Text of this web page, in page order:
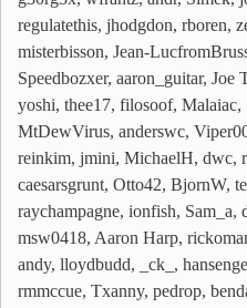
regulatethis, jhodgdon, rboren,
misterbisson, Jean-
Speedbozxer, aaron_guitar, Joe
yoshi, thee17, filosoof, Malaiac,
MtDewVirus, anderswc,
reinkim, jmini, MichaelH, dwc,
caesarsgrunt, Otto42, BjornW,
raychampagne, ionfish, Sam_a,
msw0418, Aaron Harp,
andy, lloydbudd, _ck_,
rmmccue, Txanny, pedrop,